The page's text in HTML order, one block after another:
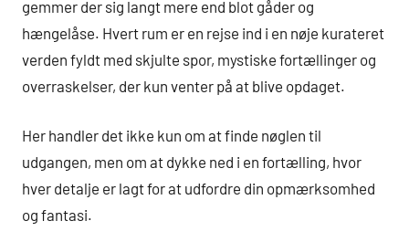
gemmer der sig langt mere end blot gåder og
hængelåse. Hvert rum er en rejse ind i en nøje kurateret
verden fyldt med skjulte spor, mystiske fortællinger og
overraskelser, der kun venter på at blive opdaget.
Her handler det ikke kun om at finde nøglen til
udgangen, men om at dykke ned i en fortælling, hvor
hver detalje er lagt for at udfordre din opmærksomhed
og fantasi.